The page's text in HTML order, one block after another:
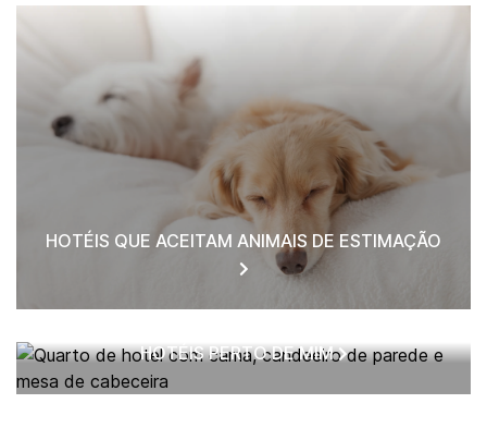
HOTÉIS QUE ACEITAM ANIMAIS DE ESTIMAÇÃO
HOTÉIS PERTO DE MIM